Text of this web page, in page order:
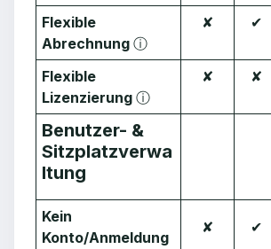
Flexible
Abrechnungⓘ
✘ ✔︎
Flexible
Lizenzierungⓘ
✘ ✘
Benutzer- &
Sitzplatzverwa
ltung
Kein
Konto/Anmeldung
✘ ✔︎